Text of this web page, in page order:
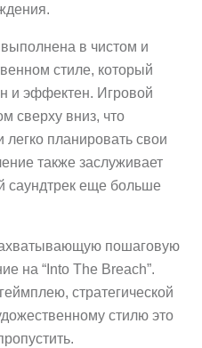
выполнена в чистом и
стиле, который
и эффектен. Игровой
сверху вниз, что
легко планировать свои
также заслуживает
еще больше
пошаговую
на “Into The Breach”.
стратегической
стилю это